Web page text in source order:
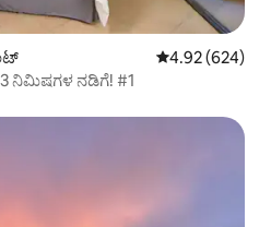
5 ರಲ್ಲಿ 4.92
4.92 (624)
3 ನಿಮಿಷಗಳ ನಡಿಗೆ! #1